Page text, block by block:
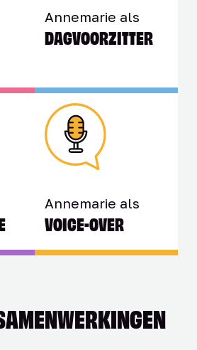
Annemarie als
DAGVOORZITTER
Annemarie als
VOICE-OVER